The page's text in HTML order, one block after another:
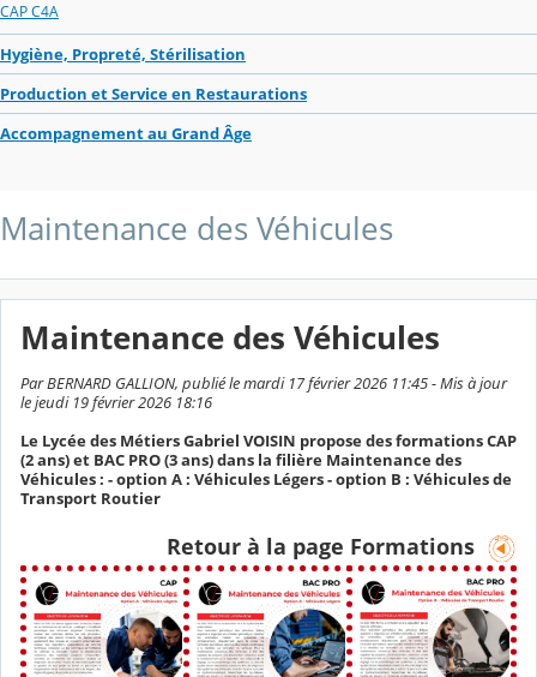
CAP C4A
Hygiène, Propreté, Stérilisation
Production et Service en Restaurations
Accompagnement au Grand Âge
Maintenance des Véhicules
Maintenance des Véhicules
Par BERNARD GALLION, publié le mardi 17 février 2026 11:45 - Mis à jour
le jeudi 19 février 2026 18:16
Le Lycée des Métiers Gabriel VOISIN propose des formations CAP
(2 ans) et BAC PRO (3 ans) dans la filière Maintenance des
Véhicules : - option A : Véhicules Légers - option B : Véhicules de
Transport Routier
Retour à la page Formations